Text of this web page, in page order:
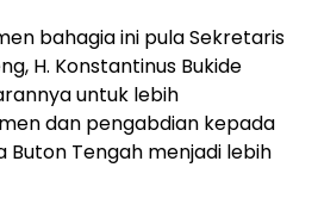
bahagia ini pula Sekretaris
H. Konstantinus Bukide
untuk lebih
dan pengabdian kepada
Buton Tengah menjadi lebih